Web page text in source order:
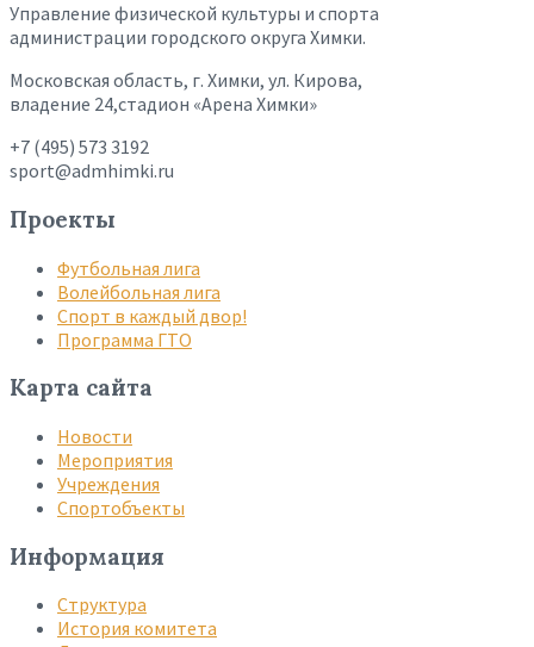
Управление физической культуры и спорта
администрации городского округа Химки.
Московская область, г. Химки, ул. Кирова,
владение 24,стадион «Арена Химки»
+7 (495) 573 3192
sport@admhimki.ru
Проекты
Футбольная лига
Волейбольная лига
Спорт в каждый двор!
Программа ГТО
Карта сайта
Новости
Мероприятия
Учреждения
Спортобъекты
Информация
Структура
История комитета